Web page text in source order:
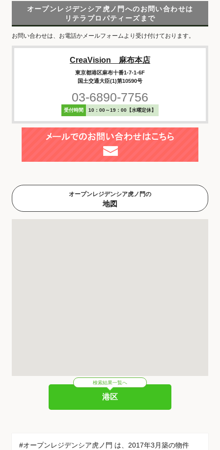
オープンレジデンシア虎ノ門へのお問い合わせは
リテラプロパティーズまで
お問い合わせは、お電話かメールフォームより受け付けております。
CreaVision 麻布本店
東京都港区麻布十番1-7-1-6F
国土交通大臣(1)第10590号
03-6890-7756
受付時間 10：00～19：00【水曜定休】
オープンレジデンシア虎ノ門の
地図
検索結果一覧へ
港区
#オープンレジデンシア虎ノ門 は、2017年3月築の物件